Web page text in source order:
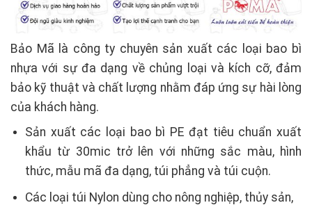
Bảo Mã là công ty chuyên sản xuất các loại bao bì
nhựa với sự đa dạng về chủng loại và kích cỡ, đảm
bảo kỹ thuật và chất lượng nhằm đáp ứng sự hài lòng
của khách hàng.
Sản xuất các loại bao bì PE đạt tiêu chuẩn xuất
khẩu từ 30mic trở lên với những sắc màu, hình
thức, mẫu mã đa dạng, túi phẳng và túi cuộn.
Các loại túi Nylon dùng cho nông nghiệp, thủy sản,